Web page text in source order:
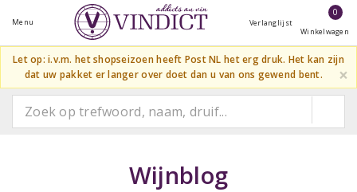
Menu Verlanglijst
0
Winkelwagen
Let op: i.v.m. het shopseizoen heeft Post NL het erg druk. Het kan zijn
dat uw pakket er langer over doet dan u van ons gewend bent.
×
Wijnblog